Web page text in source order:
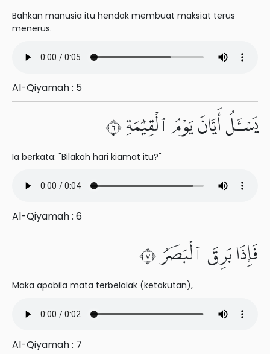
Bahkan manusia itu hendak membuat maksiat terus
menerus.
Al-Qiyamah : 5
يَسْـَٔلُ أَيَّانَ يَوْمُ ٱلْقِيَٰمَةِ ٦
Ia berkata: "Bilakah hari kiamat itu?"
Al-Qiyamah : 6
فَإِذَا بَرِقَ ٱلْبَصَرُ ٧
Maka apabila mata terbelalak (ketakutan),
Al-Qiyamah : 7